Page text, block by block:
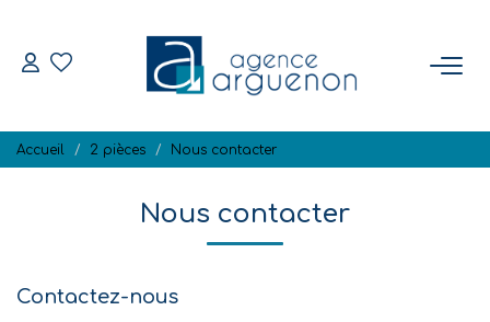
Nos Biens Disponibles
VENDRE
Accueil 2 pièces Nous contacter
Nous contacter
Contactez-nous